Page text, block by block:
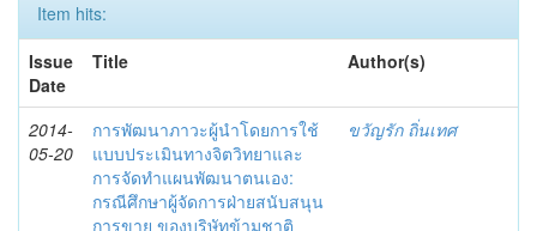
Item hits:
Issue
Date
Title Author(s)
2014-
05-20
การพัฒนาภาวะผู้นำโดยการใช้
แบบประเมินทางจิตวิทยาและ
การจัดทำแผนพัฒนาตนเอง:
กรณีศึกษาผู้จัดการฝ่ายสนับสนุน
การขาย ของบริษัทข้ามชาติ
ขวัญรัก ถิ่นเทศ